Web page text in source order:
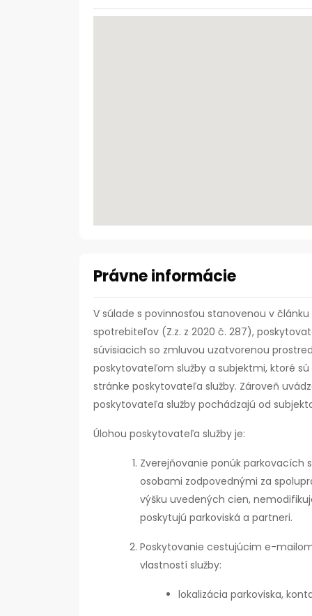
Právne informácie
V súlade s povinnosťou stanovenou v
spotrebiteľov (Z.z. z 2020 č. 287),
súvisiacich so zmluvou uzatvorenou
poskytovateľom služby a subjektmi, ktoré
stránke poskytovateľa služby. Zároveň
poskytovateľa služby pochádzajú od
Úlohou poskytovateľa služby je:
Zverejňovanie ponúk parkovacích
osobami zodpovednými za
výšku uvedených cien,
poskytujú parkoviská a partneri.
Poskytovanie cestujúcim e-
vlastností služby:
lokalizácia parkoviska,